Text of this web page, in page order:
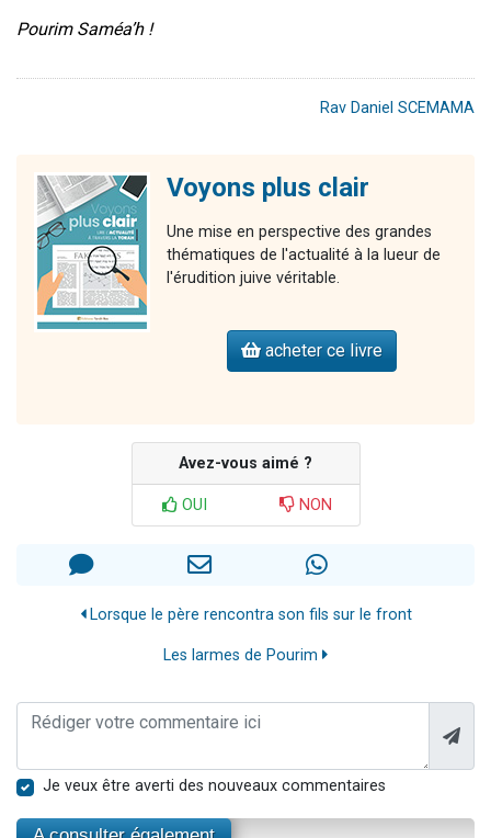
Pourim Saméa’h !
Rav Daniel SCEMAMA
Voyons plus clair
Une mise en perspective des grandes
thématiques de l'actualité à la lueur de
l'érudition juive véritable.
acheter ce livre
Avez-vous aimé ?
OUI NON
Lorsque le père rencontra son fils sur le front
Les larmes de Pourim
Je veux être averti des nouveaux commentaires